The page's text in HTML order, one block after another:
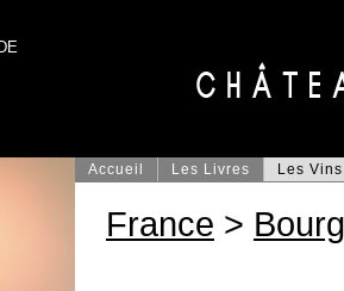
Accueil Les Livres Les Vins
France >